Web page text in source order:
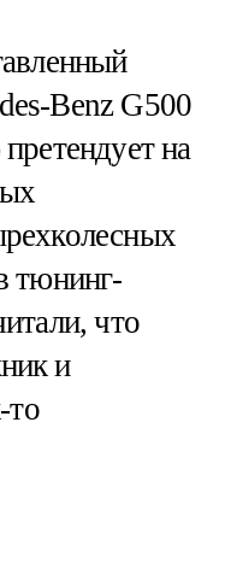
Benz G500
на
тюнинг-
что
и
то